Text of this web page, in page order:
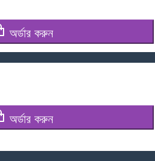
অর্ডার করুন
অর্ডার করুন